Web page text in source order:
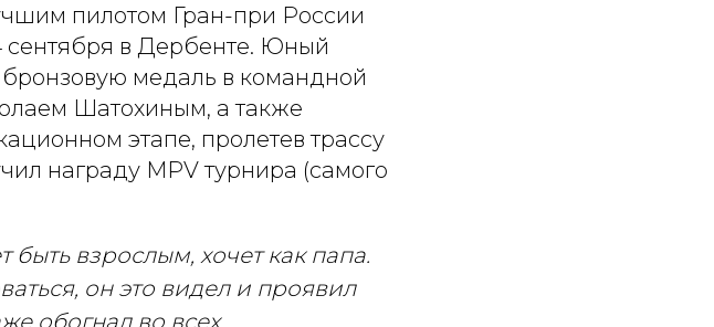
пилотом Гран-при России
сентября в Дербенте. Юный
медаль в командной
Шатохиным, а также
этапе, пролетев трассу
награду MPV турнира (самого
взрослым, хочет как папа.
он это видел и проявил
обогнал во всех